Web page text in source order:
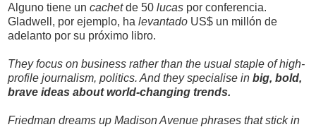
Alguno tiene un cachetde 50 lucas por conferencia.
Gladwell, por ejemplo, ha levantado US$ un millón de
adelanto por su próximo libro.
They focus on business rather than the usual staple of high-
profile journalism, politics. And they specialise in big, bold,
brave ideas about world-changing trends.
Friedman dreams up Madison Avenue phrases that stick in